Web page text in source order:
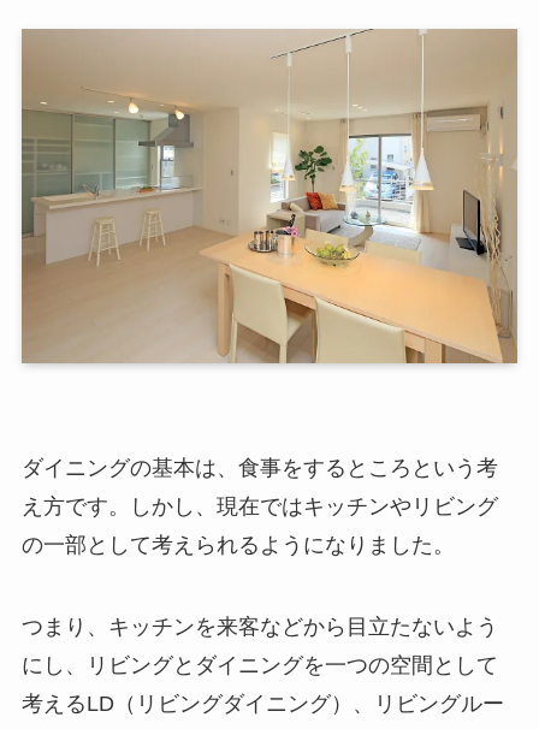
ダイニングの基本は、食事をするところという考
え方です。しかし、現在ではキッチンやリビング
の一部として考えられるようになりました。
つまり、キッチンを来客などから目立たないよう
にし、リビングとダイニングを一つの空間として
考えるLD（リビングダイニング）、リビングルー